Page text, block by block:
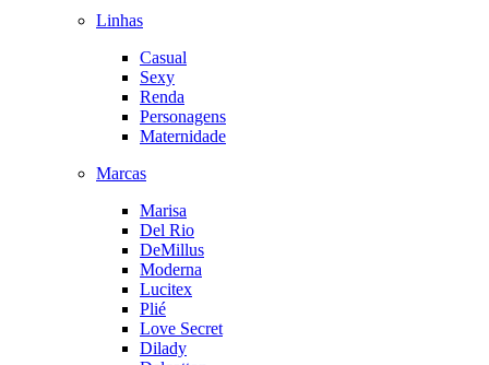
Linhas
Casual
Sexy
Renda
Personagens
Maternidade
Marcas
Marisa
Del Rio
DeMillus
Moderna
Lucitex
Plié
Love Secret
Dilady